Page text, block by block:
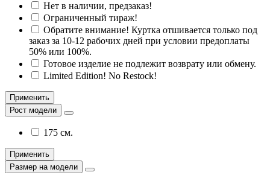
Нет в наличии, предзаказ!
Ограниченный тираж!
Обратите внимание! Куртка отшивается только под
заказ за 10-12 рабочих дней при условии предоплаты
50% или 100%.
Готовое изделие не подлежит возврату или обмену.
Limited Edition! No Restock!
Применить
Рост модели
175 см.
Применить
Размер на модели